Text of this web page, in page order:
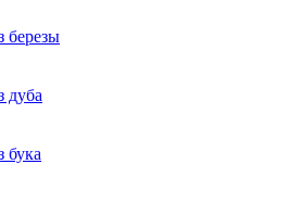
березы
дуба
бука